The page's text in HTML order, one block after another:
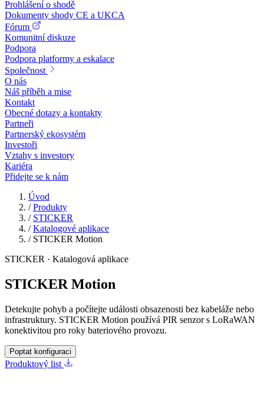
Prohlášení o shodě
Dokumenty shody CE a UKCA
Fórum
Komunitní diskuze
Podpora
Podpora platformy a eskalace
Společnost
O nás
Náš příběh a mise
Kontakt
Obecné dotazy a kontakty
Partneři
Partnerský ekosystém
Investoři
Vztahy s investory
Kariéra
Přidejte se k nám
Úvod
/ Produkty
/ STICKER
/ Katalogové aplikace
/ STICKER Motion
STICKER · Katalogová aplikace
STICKER Motion
Detekujte pohyb a počítejte události obsazenosti bez kabeláže nebo
infrastruktury. STICKER Motion používá PIR senzor s LoRaWAN
konektivitou pro roky bateriového provozu.
Poptat konfiguraci
Produktový list